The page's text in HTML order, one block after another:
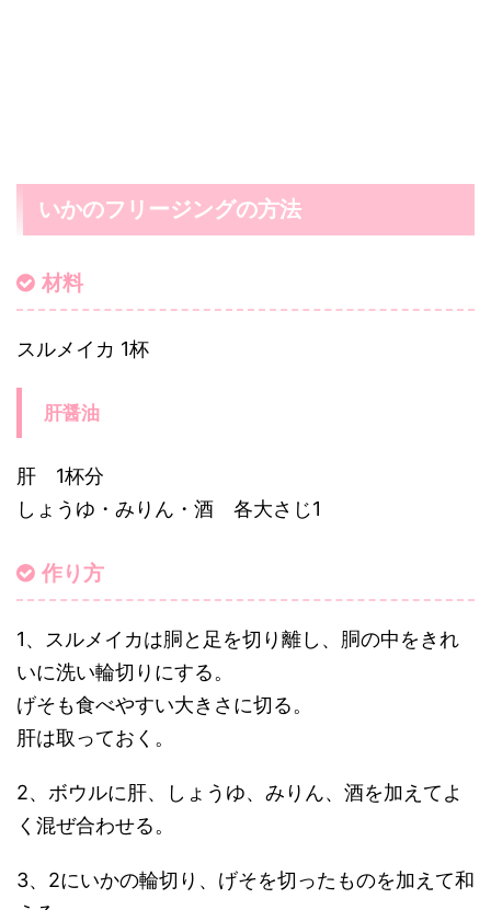
いかのフリージングの方法
材料
スルメイカ 1杯
肝醤油
肝 1杯分
しょうゆ・みりん・酒 各大さじ1
作り方
1、スルメイカは胴と足を切り離し、胴の中をきれ
いに洗い輪切りにする。
げそも食べやすい大きさに切る。
肝は取っておく。
2、ボウルに肝、しょうゆ、みりん、酒を加えてよ
く混ぜ合わせる。
3、2にいかの輪切り、げそを切ったものを加えて和